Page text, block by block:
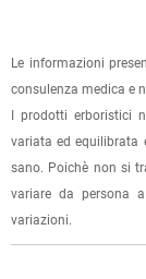
dell'ordine e lo
Per qualsiasi
Le informazioni
consulenza medica e
I prodotti erboristici
variata ed equilibrata
sano. Poichè non si
variare da persona
variazioni.